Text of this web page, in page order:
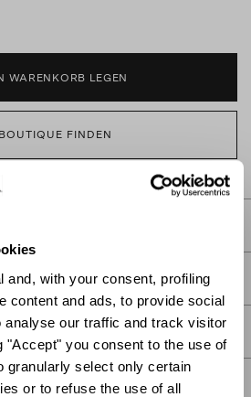
and, with your consent, profiling
content and ads, to provide social
analyse our traffic and track visitor
"Accept" you consent to the use of
granularly select only certain
or to refuse the use of all
WARENKORB LEGEN
FINDEN